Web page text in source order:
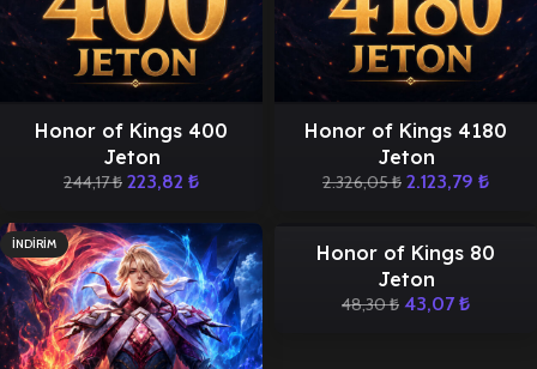
Honor of Kings 400
Jeton
244,17₺ 223,82 ₺
Honor of Kings 4180
Jeton
2.326,05₺ 2.123,79 ₺
İNDIRIM İNDIRIMHonor of Kings 80
Jeton
48,30₺ 43,07 ₺